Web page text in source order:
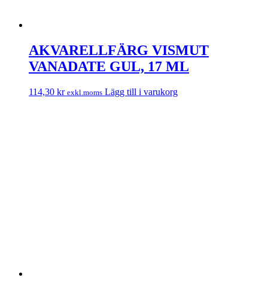
AKVARELLFÄRG VISMUT
VANADATE GUL, 17 ML
114,30 kr exkl.moms Lägg till i varukorg